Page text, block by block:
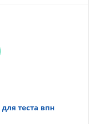
теста впн